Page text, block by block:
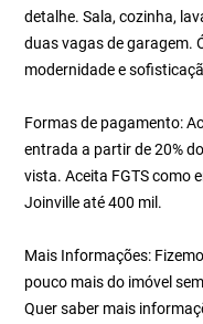
detalhe. Sala, cozinha,
duas vagas de garagem.
modernidade e
Formas de pagamento:
entrada a partir de 20%
vista. Aceita FGTS como
Joinville até 400 mil.
Mais Informações:
pouco mais do imóvel
Quer saber mais